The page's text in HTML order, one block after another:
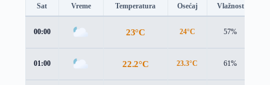
Sat Vreme Temperatura Osećaj Vlažnost
00:00 23°C 24°C 57%
01:00 22.2°C 23.3°C 61%